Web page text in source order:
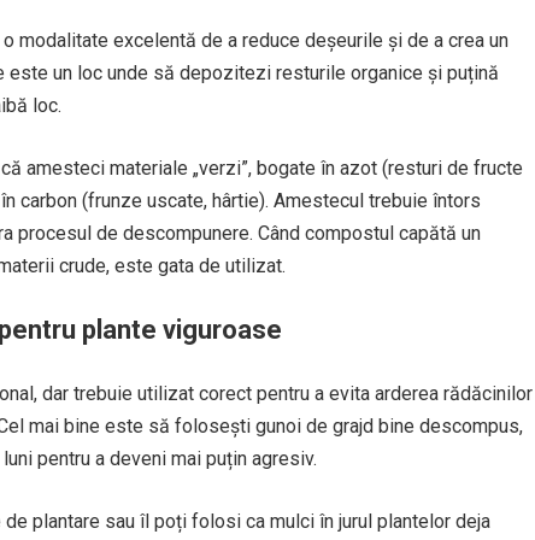
modalitate excelentă de a reduce deșeurile și de a crea un
un loc unde să depozitezi resturile organice și puțină
loc.
amesteci materiale „verzi”, bogate în azot (resturi de fructe
carbon (frunze uscate, hârtie). Amestecul trebuie întors
procesul de descompunere. Când compostul capătă un
crude, este gata de utilizat.
plante viguroase
dar trebuie utilizat corect pentru a evita arderea rădăcinilor
mai bine este să folosești gunoi de grajd bine descompus,
pentru a deveni mai puțin agresiv.
plantare sau îl poți folosi ca mulci în jurul plantelor deja